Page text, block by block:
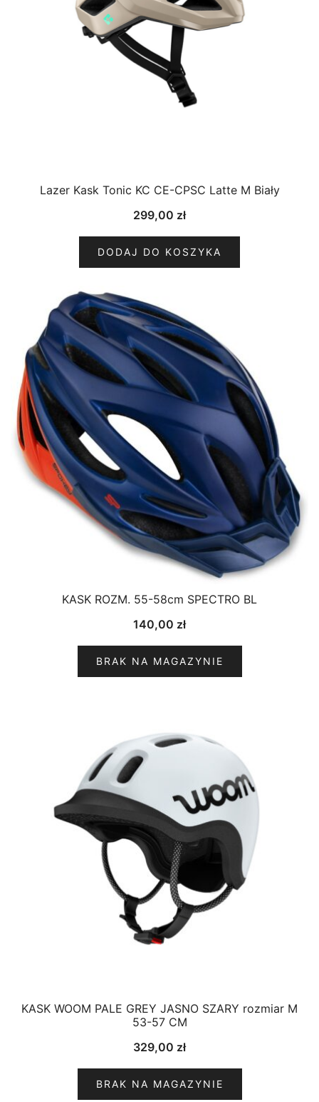
Lazer Kask Tonic KC CE-CPSC Latte M Biały
299,00 zł
DODAJ DO KOSZYKA
KASK ROZM. 55-58cm SPECTRO BL
140,00 zł
BRAK NA MAGAZYNIE
KASK WOOM PALE GREY JASNO SZARY rozmiar M
53-57 CM
329,00 zł
BRAK NA MAGAZYNIE